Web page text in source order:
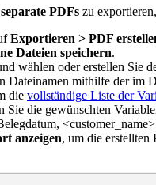
separate PDFs zu
Exportieren > PDF
Dateien speichern.
wählen oder erstellen Sie
Dateinamen mithilfe der im
die vollständige Liste der
die gewünschten
anzeigen, um die erstellten